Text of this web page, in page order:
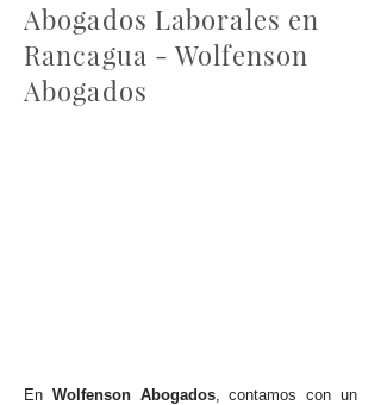
Abogados Laborales en
Rancagua - Wolfenson
Abogados
En Wolfenson Abogados, contamos con un